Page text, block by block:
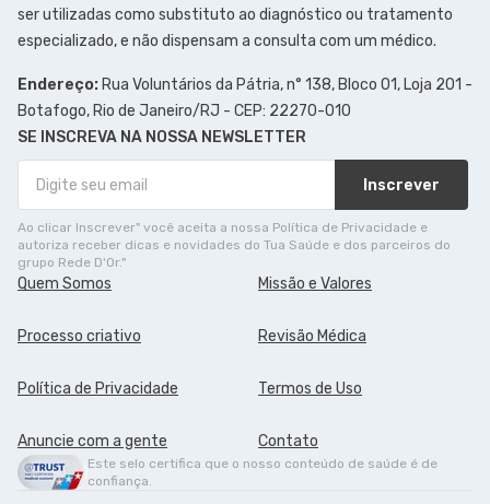
ser utilizadas como substituto ao diagnóstico ou tratamento
especializado, e não dispensam a consulta com um médico.
Endereço: Rua Voluntários da Pátria, n° 138, Bloco 01, Loja 201 -
Botafogo, Rio de Janeiro/RJ - CEP: 22270-010
SE INSCREVA NA NOSSA NEWSLETTER
Inscrever
Ao clicar Inscrever" você aceita a nossa Política de Privacidade e
autoriza receber dicas e novidades do Tua Saúde e dos parceiros do
grupo Rede D'Or."
Quem Somos Missão e Valores
Processo criativo Revisão Médica
Política de Privacidade Termos de Uso
Anuncie com a gente Contato
Este selo certifica que o nosso conteúdo de saúde é de
confiança.